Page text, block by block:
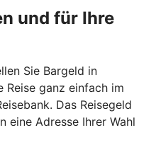
und für Ihre
Sie Bargeld in
Reise ganz einfach im
Das Reisegeld
eine Adresse Ihrer Wahl